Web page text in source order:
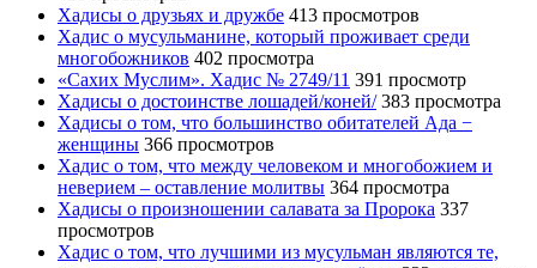
Хадисы о друзьях и дружбе 413 просмотров
Хадис о мусульманине, который проживает среди
многобожников 402 просмотра
«Сахих Муслим». Хадис № 2749/11 391 просмотр
Хадисы о достоинстве лошадей/коней/ 383 просмотра
Хадисы о том, что большинство обитателей Ада −
женщины 366 просмотров
Хадис о том, что между человеком и многобожием и
неверием – оставление молитвы 364 просмотра
Хадисы о произношении салавата за Пророка 337
просмотров
Хадис о том, что лучшими из мусульман являются те,